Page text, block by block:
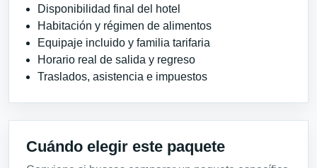
Disponibilidad final del hotel
Habitación y régimen de alimentos
Equipaje incluido y familia tarifaria
Horario real de salida y regreso
Traslados, asistencia e impuestos
Cuándo elegir este paquete